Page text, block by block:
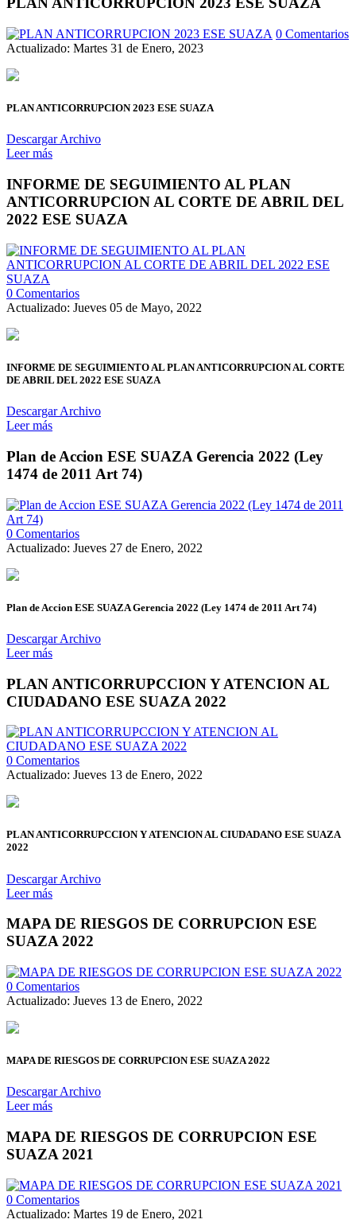
0 Comentarios
Actualizado: Martes 31 de Enero, 2023
PLAN ANTICORRUPCION 2023 ESE SUAZA
Descargar Archivo
Leer más
INFORME DE SEGUIMIENTO AL PLAN
ANTICORRUPCION AL CORTE DE ABRIL DEL
2022 ESE SUAZA
0 Comentarios
Actualizado: Jueves 05 de Mayo, 2022
INFORME DE SEGUIMIENTO AL PLAN ANTICORRUPCION AL CORTE
DE ABRIL DEL 2022 ESE SUAZA
Descargar Archivo
Leer más
Plan de Accion ESE SUAZA Gerencia 2022 (Ley
1474 de 2011 Art 74)
0 Comentarios
Actualizado: Jueves 27 de Enero, 2022
Plan de Accion ESE SUAZA Gerencia 2022 (Ley 1474 de 2011 Art 74)
Descargar Archivo
Leer más
PLAN ANTICORRUPCCION Y ATENCION AL
CIUDADANO ESE SUAZA 2022
0 Comentarios
Actualizado: Jueves 13 de Enero, 2022
PLAN ANTICORRUPCCION Y ATENCION AL CIUDADANO ESE SUAZA
2022
Descargar Archivo
Leer más
MAPA DE RIESGOS DE CORRUPCION ESE
SUAZA 2022
0 Comentarios
Actualizado: Jueves 13 de Enero, 2022
MAPA DE RIESGOS DE CORRUPCION ESE SUAZA 2022
Descargar Archivo
Leer más
MAPA DE RIESGOS DE CORRUPCION ESE
SUAZA 2021
0 Comentarios
Actualizado: Martes 19 de Enero, 2021